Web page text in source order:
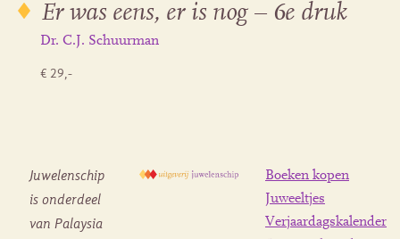
Er was eens, er is nog – 6e druk
Dr. C.J. Schuurman
€ 29,-
Juwelenschip
is onderdeel
van Palaysia
Boeken kopen
Juweeltjes
Verjaardagskalender